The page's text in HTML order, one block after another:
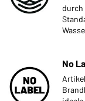
durch
No